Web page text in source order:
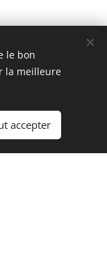
le bon
la meilleure
accepter